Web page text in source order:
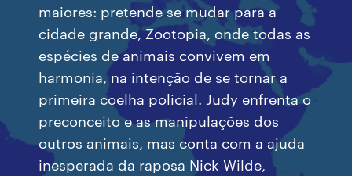
maiores: pretende se mudar para a
cidade grande, Zootopia, onde todas as
espécies de animais convivem em
harmonia, na intenção de se tornar a
primeira coelha policial. Judy enfrenta o
preconceito e as manipulações dos
outros animais, mas conta com a ajuda
inesperada da raposa Nick Wilde,